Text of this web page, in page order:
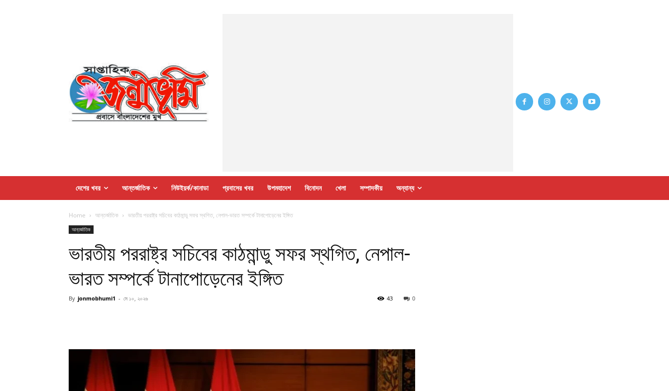
দেশের খবর আন্তর্জাতিক নিউইয়র্ক/কানাডা প্রবাসের খবর উপমহাদেশ বিনোদন খেলা সম্পাদকীয় অন্যান্য
Home আন্তর্জাতিক ভারতীয় পররাষ্ট্র সচিবের কাঠমান্ডু সফর স্থগিত, নেপাল-ভারত সম্পর্কে টানাপোড়েনের ইঙ্গিত
আন্তর্জাতিক
ভারতীয় পররাষ্ট্র সচিবের কাঠমান্ডু সফর স্থগিত, নেপাল-
ভারত সম্পর্কে টানাপোড়েনের ইঙ্গিত
By jonmobhumi1 - মে ১০, ২০২৬ 0
43